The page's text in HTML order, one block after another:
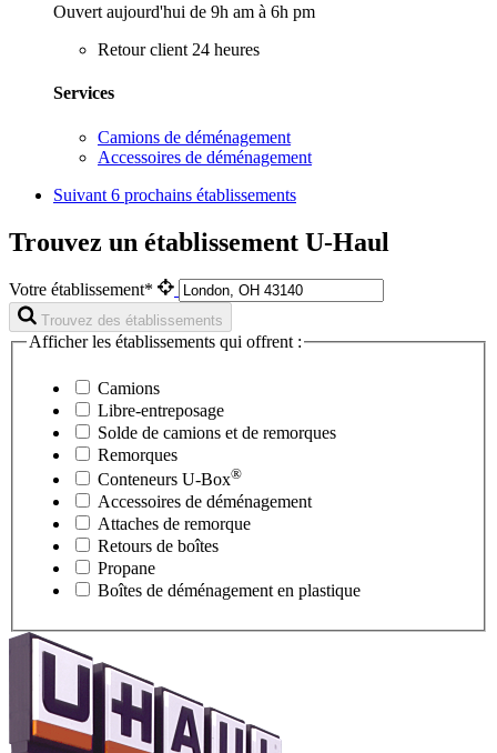
Ouvert aujourd'hui de 9h am à 6h pm
Retour client 24 heures
Services
Camions de déménagement
Accessoires de déménagement
Suivant 6 prochains établissements
Trouvez un établissement U-Haul
Votre établissement*
Trouvez des établissements
Afficher les établissements qui offrent :
Camions
Libre-entreposage
Solde de camions et de remorques
Remorques
Conteneurs U-Box®
Accessoires de déménagement
Attaches de remorque
Retours de boîtes
Propane
Boîtes de déménagement en plastique